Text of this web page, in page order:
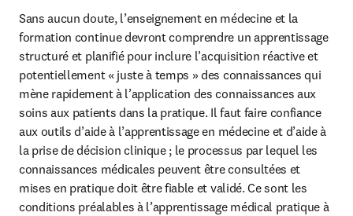
Sans aucun doute, l’enseignement en médecine et la
formation continue devront comprendre un apprentissage
structuré et planifié pour inclure l’acquisition réactive et
potentiellement « juste à temps » des connaissances qui
mène rapidement à l’application des connaissances aux
soins aux patients dans la pratique. Il faut faire confiance
aux outils d’aide à l’apprentissage en médecine et d’aide à
la prise de décision clinique ; le processus par lequel les
connaissances médicales peuvent être consultées et
mises en pratique doit être fiable et validé. Ce sont les
conditions préalables à l’apprentissage médical pratique à